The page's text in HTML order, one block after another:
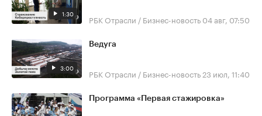
1:30 РБК Отрасли / Бизнес-новость 04 авг, 07:50
3:00
Ведуга
РБК Отрасли / Бизнес-новость 23 июл, 11:40
Программа «Первая стажировка»